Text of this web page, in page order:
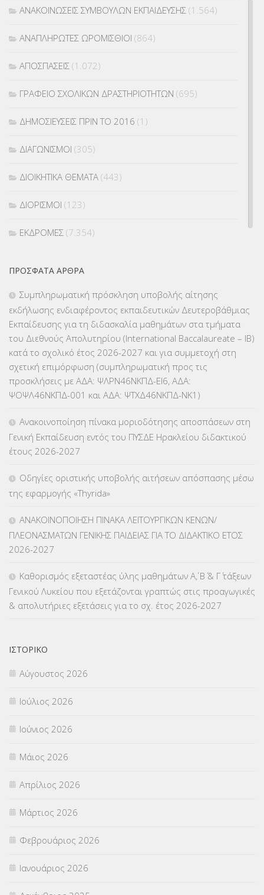
ΑΝΑΚΟΙΝΩΣΕΙΣ ΣΥΜΒΟΥΛΩΝ ΕΚΠΑΙΔΕΥΣΗΣ (1.564)
ΑΝΑΠΛΗΡΩΤΕΣ ΩΡΟΜΙΣΘΙΟΙ (864)
ΑΠΟΣΠΑΣΕΙΣ (1.072)
ΓΡΑΦΕΙΟ ΣΧΟΛΙΚΩΝ ΔΡΑΣΤΗΡΙΟΤΗΤΩΝ (695)
ΔΗΜΟΣΙΕΥΣΕΙΣ ΠΡΙΝ ΤΟ 2016 (1)
ΔΙΑΓΩΝΙΣΜΟΙ (305)
ΔΙΟΙΚΗΤΙΚΑ ΘΕΜΑΤΑ (443)
ΔΙΟΡΙΣΜΟΙ (123)
ΕΚΔΡΟΜΕΣ (7.354)
ΕΠΙΜΟΡΦΩΣΗ Τ.Π.Ε.(10)
ΕΥΡΩΠΑΪΚΑ ΠΡΟΓΡΑΜΜΑΤΑ(230)
ΚΕΣΥ (60)
ΚΕΣΥΠ(109)
ΚΠγ – ΚΡΑΤΙΚΟ ΠΙΣΤΟΠΟΙΗΤΙΚΟ ΓΛΩΣΣΟΜΑΘΕΙΑΣ(135)
ΚΠπ- ΚΡΑΤΙΚΟ ΠΙΣΤΟΠΟΙΗΤΙΚΟ ΠΛΗΡΟΦΟΡΙΚΗΣ
ΛΟΙΠΑ(309)
ΜΕΤΑΘΕΣΕΙΣ-ΤΟΠΟΘΕΤΗΣΕΙΣ ΒΕΛΤΙΩΣΕΙΣ(319)
ΜΕΤΑΦΟΡΑ ΜΑΘΗΤΩΝ(3)
ΟΙΚΟΝΟΜΙΚΑ ΘΕΜΑΤΑ
Π.Ε.Κ. ΗΡΑΚΛΕΙΟΥ
ΠΑΝΕΛΛΑΔΙΚΕΣ ΕΞΕΤΑΣΕΙΣ
ΠΡΟΚΗΡΥΞΕΙΣ
ΣΕΜΙΝΑΡΙΑ – ΗΜΕΡΙΔΕΣ
ΣΕΠ(50)
ΣΤΕΛΕΧΗ (360)
ΣΥΜΒΟΥΛΕΥΤΙΚΟΣ ΣΤΑΘΜΟΣ ΝΕΩΝ
ΣΥΝΤΑΞΕΙΣ(12)
ΠΡΌΣΦΑΤΑ ΆΡΘΡΑ
Συμπληρωματική πρόσκληση υποβολής αίτησης
εκδήλωσης ενδιαφέροντος εκπαιδευτικών Δευτεροβάθμιας
Εκπαίδευσης για τη διδασκαλία μαθημάτων στα τμήματα
του Διεθνούς Απολυτηρίου (International Baccalaureate – IB)
κατά το σχολικό έτος 2026-2027 και για συμμετοχή στη
σχετική επιμόρφωση (συμπληρωματική προς τις
προσκλήσεις με ΑΔΑ: ΨΛΡΝ46ΝΚΠΔ-ΕΙ6, ΑΔΑ:
ΨΟΨΛ46ΝΚΠΔ-001 και ΑΔΑ: ΨΤΧΔ46ΝΚΠΔ-ΝΚ1)
Ανακοινοποίηση πίνακα μοριοδότησης αποσπάσεων στη
Γενική Εκπαίδευση εντός του ΠΥΣΔΕ Ηρακλείου διδακτικού
έτους 2026-2027
Οδηγίες οριστικής υποβολής αιτήσεων απόσπασης μέσω
της εφαρμογής «Thyrida»
ΑΝΑΚΟΙΝΟΠΟΙΗΣΗ ΠΙΝΑΚΑ ΛΕΙΤΟΥΡΓΙΚΩΝ ΚΕΝΩΝ/
ΠΛΕΟΝΑΣΜΑΤΩΝ ΓΕΝΙΚΗΣ ΠΑΙΔΕΙΑΣ ΓΙΑ ΤΟ ΔΙΔΑΚΤΙΚΟ ΕΤΟΣ
2026-2027
Καθορισμός εξεταστέας ύλης μαθημάτων Α΄, Β΄ & Γ΄ τάξεων
Γενικού Λυκείου που εξετάζονται γραπτώς στις προαγωγικές
& απολυτήριες εξετάσεις για το σχ. έτος 2026-2027
ΙΣΤΟΡΙΚΌ
Αύγουστος 2026
Ιούλιος 2026
Ιούνιος 2026
Μάιος 2026
Απρίλιος 2026
Μάρτιος 2026
Φεβρουάριος 2026
Ιανουάριος 2026